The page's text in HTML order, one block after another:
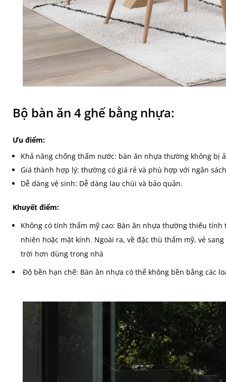
Bộ bàn ăn 4 ghế bằng nhựa:
Ưu điểm:
Khả năng chống thấm nước: bàn ăn nhựa thường không bị
Giá thành hợp lý: thường có giá rẻ và phù hợp với ngân
Dễ dàng vệ sinh: Dễ dàng lau chùi và bảo quản.
Khuyết điểm:
Không có tính thẩm mỹ cao: Bàn ăn nhựa thường thiếu
nhiên hoặc mặt kính. Ngoài ra, về đặc thù thẩm mỹ, vẻ
trời hơn dùng trong nhà
Độ bền hạn chế: Bàn ăn nhựa có thể không bền bằng các